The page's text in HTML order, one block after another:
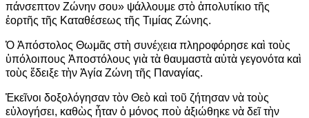
πάνσεπτον Ζώνην σου» ψάλλουμε στὸ ἀπολυτίκιο τῆς
ἑορτῆς τῆς Καταθέσεως τῆς Τιμίας Ζώνης.
Ὁ Ἀπόστολος Θωμᾶς στὴ συνέχεια πληροφόρησε καὶ τοὺς
ὑπόλοιπους Ἀποστόλους γιὰ τὰ θαυμαστὰ αὐτὰ γεγονότα καὶ
τοὺς ἔδειξε τὴν Ἁγία Ζώνη τῆς Παναγίας.
Ἐκεῖνοι δοξολόγησαν τὸν Θεὸ καὶ τοῦ ζήτησαν νὰ τοὺς
εὐλογήσει, καθὼς ἦταν ὁ μόνος ποὺ ἀξιώθηκε νὰ δεῖ τὴν